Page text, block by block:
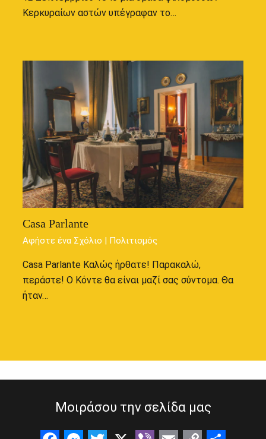
Κερκυραίων αστών υπέγραφαν το…
Casa Parlante
Αφήστε ένα Σχόλιο | Πολιτισμός
Casa Parlante Καλώς ήρθατε! Παρακαλώ,
περάστε! Ο Κόντε θα είναι μαζί σας σύντομα. Θα
ήταν…
Μοιράσου την σελίδα μας